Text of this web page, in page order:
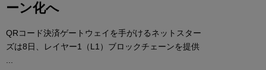
ーン化へ
QRコード決済ゲートウェイを手がけるネットスター
ズは8日、レイヤー1（L1）ブロックチェーンを提供